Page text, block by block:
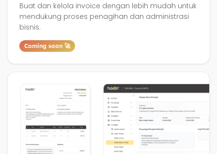
Buat dan kelola invoice dengan lebih mudah untuk
mendukung proses penagihan dan administrasi
bisnis.
Coming soon 🚀